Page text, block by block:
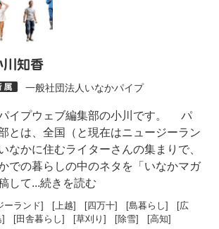
川知香
一般社団法人いなかパイプ
イプウェブ編集部の小川です。 パ
とは、全国（と現在はニュージーラン
なかに住むライターさんの集まりで、
での暮らしの中のネタを「いなかマガ
して...続きを読む
ーランド] [上越] [四万十] [島暮らし] [広
] [田舎暮らし] [草刈り] [除雪] [高知]